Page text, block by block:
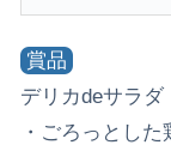
賞品
デリカdeサラダ
・ごろっとし